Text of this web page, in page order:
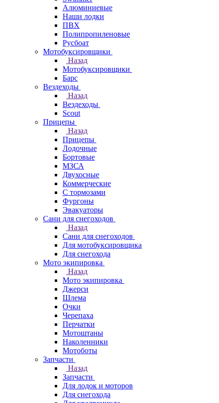
Алюминиевые
Наши лодки
ПВХ
Полипропиленовые
Русбоат
Мотобуксировщики
Назад
Мотобуксировщики
Барс
Вездеходы
Назад
Вездеходы
Scout
Прицепы
Назад
Прицепы
Лодочные
Бортовые
МЗСА
Двухосные
Коммерческие
С тормозами
Фургоны
Эвакуаторы
Сани для снегоходов
Назад
Сани для снегоходов
Для мотобуксировщика
Для снегохода
Мото экипировка
Назад
Мото экипировка
Джерси
Шлема
Очки
Черепаха
Перчатки
Мотоштаны
Наколенники
Мотоботы
Запчасти
Назад
Запчасти
Для лодок и моторов
Для снегохода